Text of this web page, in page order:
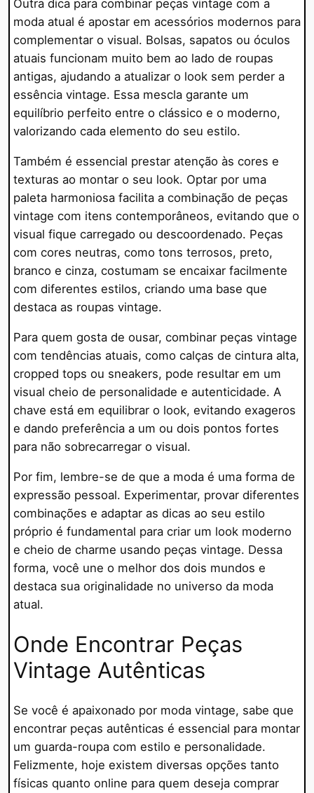
Outra dica para combinar peças vintage com a
moda atual é apostar em acessórios modernos para
complementar o visual. Bolsas, sapatos ou óculos
atuais funcionam muito bem ao lado de roupas
antigas, ajudando a atualizar o look sem perder a
essência vintage. Essa mescla garante um
equilíbrio perfeito entre o clássico e o moderno,
valorizando cada elemento do seu estilo.
Também é essencial prestar atenção às cores e
texturas ao montar o seu look. Optar por uma
paleta harmoniosa facilita a combinação de peças
vintage com itens contemporâneos, evitando que o
visual fique carregado ou descoordenado. Peças
com cores neutras, como tons terrosos, preto,
branco e cinza, costumam se encaixar facilmente
com diferentes estilos, criando uma base que
destaca as roupas vintage.
Para quem gosta de ousar, combinar peças vintage
com tendências atuais, como calças de cintura alta,
cropped tops ou sneakers, pode resultar em um
visual cheio de personalidade e autenticidade. A
chave está em equilibrar o look, evitando exageros
e dando preferência a um ou dois pontos fortes
para não sobrecarregar o visual.
Por fim, lembre-se de que a moda é uma forma de
expressão pessoal. Experimentar, provar diferentes
combinações e adaptar as dicas ao seu estilo
próprio é fundamental para criar um look moderno
e cheio de charme usando peças vintage. Dessa
forma, você une o melhor dos dois mundos e
destaca sua originalidade no universo da moda
atual.
Onde Encontrar Peças
Vintage Autênticas
Se você é apaixonado por moda vintage, sabe que
encontrar peças autênticas é essencial para montar
um guarda-roupa com estilo e personalidade.
Felizmente, hoje existem diversas opções tanto
físicas quanto online para quem deseja comprar